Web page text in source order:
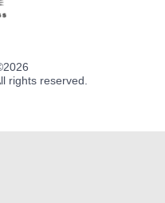
2026
rights reserved.